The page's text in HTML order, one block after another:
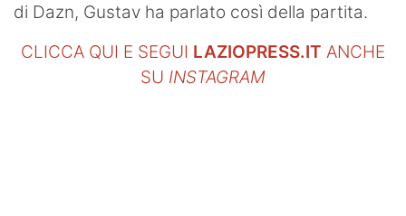
di Dazn, Gustav ha parlato così della partita.
CLICCA QUI E SEGUI LAZIOPRESS.IT ANCHE
SU INSTAGRAM